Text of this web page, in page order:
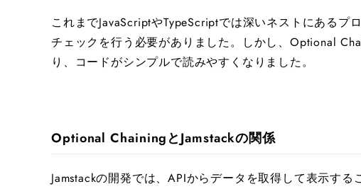
これまでJavaScriptやTypeScriptでは深いネストにある
チェックを行う必要がありました。しかし、Optional
り、コードがシンプルで読みやすくなりました。
Optional ChainingとJamstackの関係
Jamstackの開発では、APIからデータを取得して表示す